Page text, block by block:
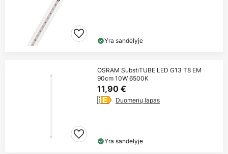
Yra sandėlyje
OSRAM SubstiTUBE LED G13 T8 EM
90cm 10W 6500K
11,90 €
Duomenų lapas
Yra sandėlyje